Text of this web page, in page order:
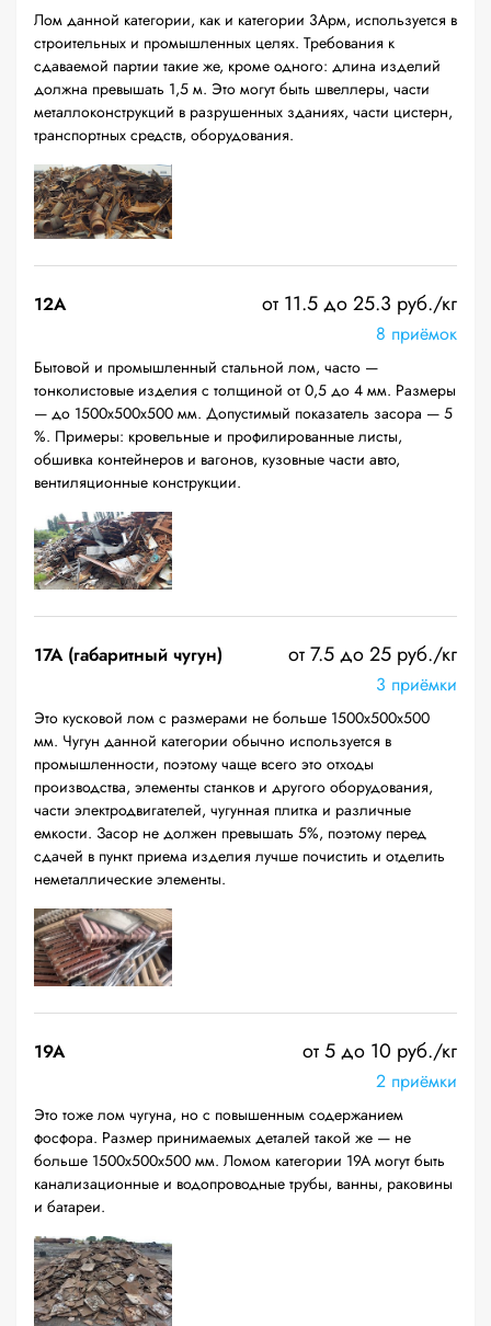
Лом данной категории, как и категории 3Арм, используется в
строительных и промышленных целях. Требования к
сдаваемой партии такие же, кроме одного: длина изделий
должна превышать 1,5 м. Это могут быть швеллеры, части
металлоконструкций в разрушенных зданиях, части цистерн,
транспортных средств, оборудования.
12A от 11.5 до 25.3 руб./кг
8 приёмок
Бытовой и промышленный стальной лом, часто —
тонколистовые изделия с толщиной от 0,5 до 4 мм. Размеры
— до 1500х500х500 мм. Допустимый показатель засора — 5
%. Примеры: кровельные и профилированные листы,
обшивка контейнеров и вагонов, кузовные части авто,
вентиляционные конструкции.
17А (габаритный чугун) от 7.5 до 25 руб./кг
3 приёмки
Это кусковой лом с размерами не больше 1500х500х500
мм. Чугун данной категории обычно используется в
промышленности, поэтому чаще всего это отходы
производства, элементы станков и другого оборудования,
части электродвигателей, чугунная плитка и различные
емкости. Засор не должен превышать 5%, поэтому перед
сдачей в пункт приема изделия лучше почистить и отделить
неметаллические элементы.
19A от 5 до 10 руб./кг
2 приёмки
Это тоже лом чугуна, но с повышенным содержанием
фосфора. Размер принимаемых деталей такой же — не
больше 1500х500х500 мм. Ломом категории 19А могут быть
канализационные и водопроводные трубы, ванны, раковины
и батареи.